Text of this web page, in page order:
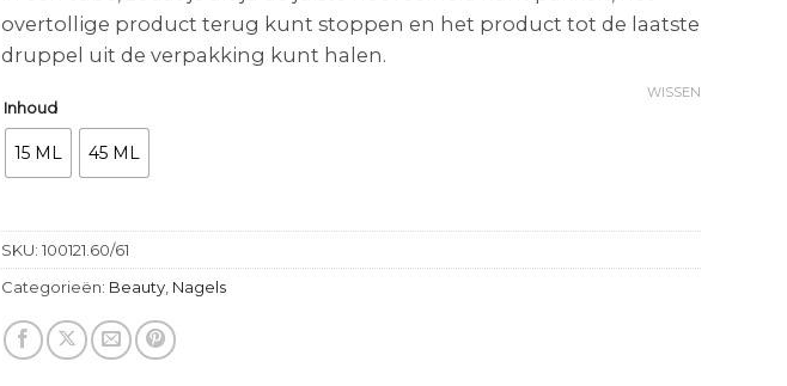
overtollige product terug kunt stoppen en het product tot de laatste
druppel uit de verpakking kunt halen.
Inhoud
15 ML 45 ML
WISSEN
SKU: 100121.60/61
Categorieën: Beauty Nagels